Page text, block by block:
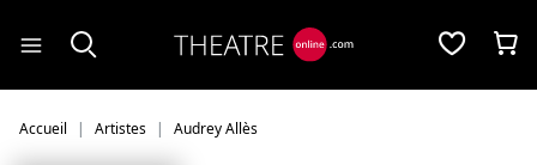
Accueil Artistes Audrey Allès